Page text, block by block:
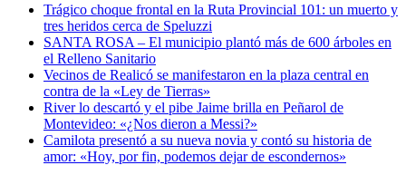
Trágico choque frontal en la Ruta Provincial 101: un muerto y
tres heridos cerca de Speluzzi
SANTA ROSA – El municipio plantó más de 600 árboles en
el Relleno Sanitario
Vecinos de Realicó se manifestaron en la plaza central en
contra de la «Ley de Tierras»
River lo descartó y el pibe Jaime brilla en Peñarol de
Montevideo: «¿Nos dieron a Messi?»
Camilota presentó a su nueva novia y contó su historia de
amor: «Hoy, por fin, podemos dejar de escondernos»